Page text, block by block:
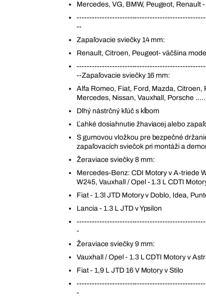
Mercedes, VG, BMW, Peugeot, Renault
--
Zapaľovacie sviečky 14 mm:
Renault, Citroen, Peugeot- väčšina
--Zapaľovacie sviečky 16 mm:
Alfa Romeo, Fiat, Ford, Mazda, Citroen,
Mercedes, Nissan, Vauxhall, Porsche .....
Dlhý nástrčný kľúč s kĺbom
Ľahké dosiahnutie žhaviacej alebo
S gumovou vložkou pre bezpečné
zapaľovacích sviečok pri montáži a
Žeraviace sviečky 8 mm:
Mercedes-Benz: CDI Motory v A-triede
W245, Vauxhall / Opel - 1.3 L CDTI
Fiat - 1.3l JTD Motory v Doblo, Idea,
Lancia - 1.3 L JTD v Ypsilon
-
Žeraviace sviečky 9 mm:
Vauxhall / Opel - 1.3 L CDTI Motory v
Fiat - 1,9 L JTD 16 V Motory v Stilo
-